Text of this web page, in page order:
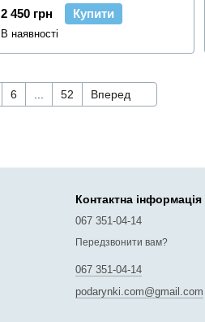
2 450 грн Купити
В наявності
6 52 Вперед
Контактна інформація
067 351-04-14
Передзвонити вам?
067 351-04-14
podarynki.com@gmail.com